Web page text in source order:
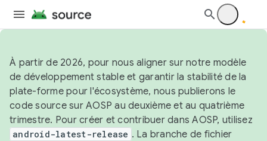
À partir de 2026, pour nous aligner sur notre modèle
de développement stable et garantir la stabilité de la
plate-forme pour l'écosystème, nous publierons le
code source sur AOSP au deuxième et au quatrième
trimestre. Pour créer et contribuer dans AOSP, utilisez
android-latest-release . La branche de fichier